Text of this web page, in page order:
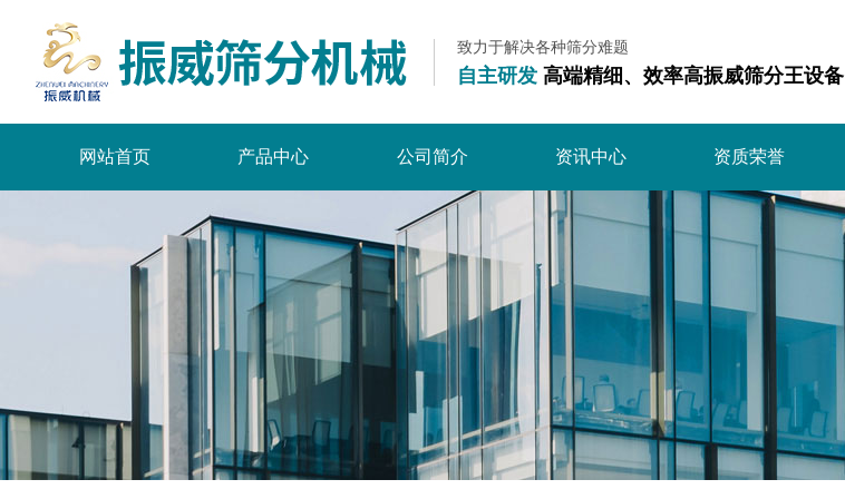
致力于解决各种筛分难题
自主研发 高端精细、效率高振威筛分王设备
网站首页 产品中心 公司简介 资讯中心 资质荣誉